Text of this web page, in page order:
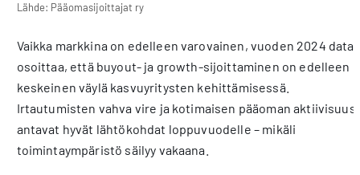
Lähde: Pääomasijoittajat ry
Vaikka markkina on edelleen varovainen, vuoden 2024 data
osoittaa, että buyout- ja growth-sijoittaminen on edelleen
keskeinen väylä kasvuyritysten kehittämisessä.
Irtautumisten vahva vire ja kotimaisen pääoman aktiivisuus
antavat hyvät lähtökohdat loppuvuodelle – mikäli
toimintaympäristö säilyy vakaana.